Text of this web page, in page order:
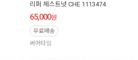
리퍼 체스트넛 CHE 1113474
65,000원
무료배송
써머타임